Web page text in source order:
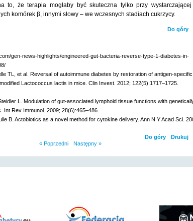
to, że terapia mogłaby być skuteczna tylko przy
komórek β, innymi słowy – we wczesnych stadiach cukrzycy.
Do góry
gen-news-highlights/engineered-gut-bacteria-reverse-type-1-diabetes-in-
TL, et al. Reversal of autoimmune diabetes by restoration of antigen-specific
Lactococcus lactis in mice. Clin Invest. 2012; 122(5):1717–1725.
L. Modulation of gut-associated lymphoid tissue functions with
Int Rev Immunol. 2009; 28(6):465–486.
B. Actobiotics as a novel method for cytokine delivery. Ann N Y Acad Sci.
Do góry
Drukuj
« Poprzedni
Następny »